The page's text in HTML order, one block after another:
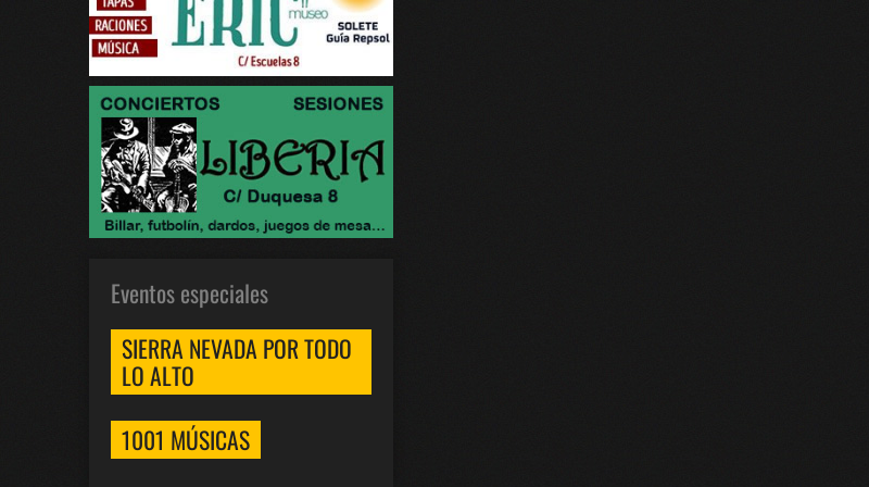
Eventos especiales
SIERRA NEVADA POR TODO
LO ALTO
1001 MÚSICAS